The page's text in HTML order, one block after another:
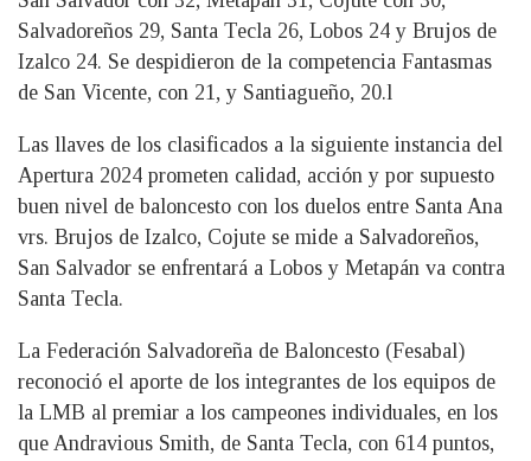
Salvadoreños 29, Santa Tecla 26, Lobos 24 y Brujos de
Izalco 24. Se despidieron de la competencia Fantasmas
de San Vicente, con 21, y Santiagueño, 20.l
Las llaves de los clasificados a la siguiente instancia del
Apertura 2024 prometen calidad, acción y por supuesto
buen nivel de baloncesto con los duelos entre Santa Ana
vrs. Brujos de Izalco, Cojute se mide a Salvadoreños,
San Salvador se enfrentará a Lobos y Metapán va contra
Santa Tecla.
La Federación Salvadoreña de Baloncesto (Fesabal)
reconoció el aporte de los integrantes de los equipos de
la LMB al premiar a los campeones individuales, en los
que Andravious Smith, de Santa Tecla, con 614 puntos,